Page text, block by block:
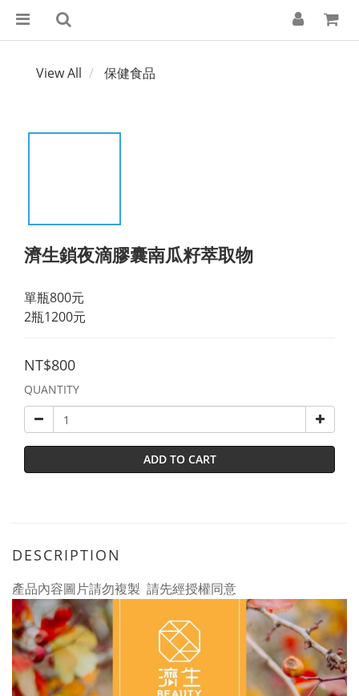
View All 保健食品
濟生鎖夜滴膠囊南瓜籽萃取物
單瓶800元
2瓶1200元
NT$800
QUANTITY
ADD TO CART
DESCRIPTION
產品內容圖片請勿複製 請先經授權同意